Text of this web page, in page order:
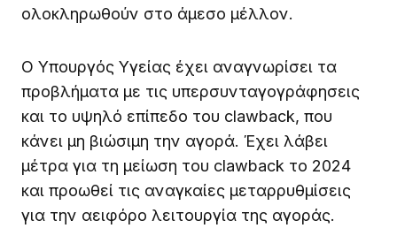
ολοκληρωθούν στο άμεσο μέλλον.
Ο Υπουργός Υγείας έχει αναγνωρίσει τα
προβλήματα με τις υπερσυνταγογράφησεις
και το υψηλό επίπεδο του clawback, που
κάνει μη βιώσιμη την αγορά. Έχει λάβει
μέτρα για τη μείωση του clawback το 2024
και προωθεί τις αναγκαίες μεταρρυθμίσεις
για την αειφόρο λειτουργία της αγοράς.